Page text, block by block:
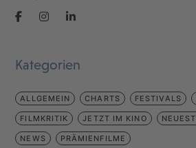
Kategorien
ALLGEMEIN CHARTS FESTIVALS
FILMKRITIK JETZT IM KINO
NEWS PRÄMIENFILME